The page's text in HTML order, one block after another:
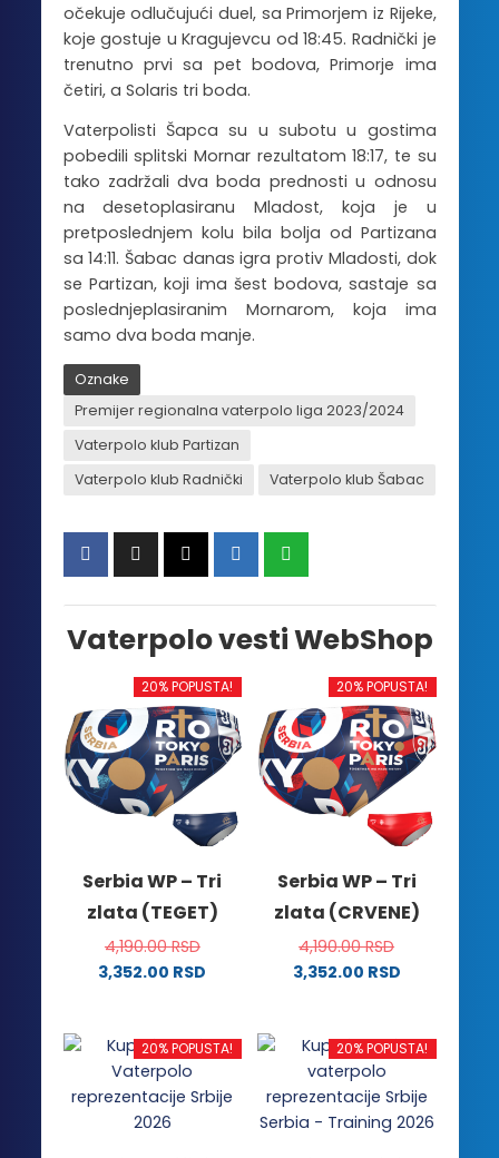
očekuje odlučujući duel, sa Primorjem iz Rijeke,
koje gostuje u Kragujevcu od 18:45. Radnički je
trenutno prvi sa pet bodova, Primorje ima
četiri, a Solaris tri boda.
Vaterpolisti Šapca su u subotu u gostima
pobedili splitski Mornar rezultatom 18:17, te su
tako zadržali dva boda prednosti u odnosu
na desetoplasiranu Mladost, koja je u
pretposlednjem kolu bila bolja od Partizana
sa 14:11. Šabac danas igra protiv Mladosti, dok
se Partizan, koji ima šest bodova, sastaje sa
poslednjeplasiranim Mornarom, koja ima
samo dva boda manje.
Oznake
Premijer regionalna vaterpolo liga 2023/2024
Vaterpolo klub Partizan
Vaterpolo klub Radnički
Vaterpolo klub Šabac
Vaterpolo vesti WebShop
20% POPUSTA!
Serbia WP – Tri
zlata (TEGET)
4,190.00RSD
3,352.00 RSD
ima
više
varijanti.
Opcije
20% POPUSTA!
Serbia WP – Tri
zlata (CRVENE)
4,190.00RSD
3,352.00 RSD
ima
više
varijanti.
Opcije
20% POPUSTA! 20% POPUSTA!